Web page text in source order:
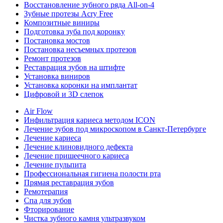
Восстановление зубного ряда All‑on‑4
Зубные протезы Acry Free
Композитные виниры
Подготовка зуба под коронку
Постановка мостов
Постановка несъемных протезов
Ремонт протезов
Реставрация зубов на штифте
Установка виниров
Установка коронки на имплантат
Цифровой и 3D слепок
Air Flow
Инфильтрация кариеса методом ICON
Лечение зубов под микроскопом в Санкт-Петербурге
Лечение кариеса
Лечение клиновидного дефекта
Лечение пришеечного кариеса
Лечение пульпита
Профессиональная гигиена полости рта
Прямая реставрация зубов
Ремотерапия
Спа для зубов
Фторирование
Чистка зубного камня ультразвуком